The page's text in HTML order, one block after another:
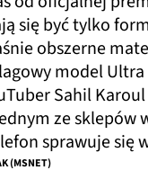
się być tylko
obszerne
model Ultra
Sahil
ze sklepów
sprawuje się
(MSNET)